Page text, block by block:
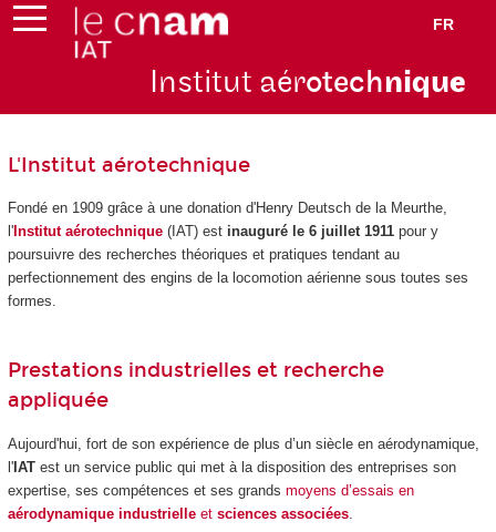
FR
Institut aérotechnique
L'Institut aérotechnique
Fondé en 1909 grâce à une donation d'Henry Deutsch de la Meurthe,
l'Institut aérotechnique(IAT) est inauguré le 6 juillet 1911pour y
poursuivre des recherches théoriques et pratiques tendant au
perfectionnement des engins de la locomotion aérienne sous toutes ses
formes.
Prestations industrielles et recherche
appliquée
Aujourd'hui, fort de son expérience de plus d’un siècle en aérodynamique,
l'IATest un service public qui met à la disposition des entreprises son
expertise, ses compétences et ses grands moyens d’essais en
aérodynamique industrielleet sciences associées.